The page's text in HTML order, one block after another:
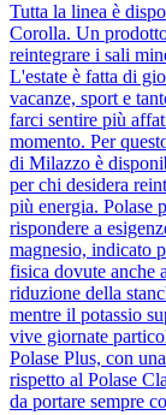
Tutta la linea è
Corolla. Un
reintegrare i sali
L'estate è fatta di
vacanze, sport e
farci sentire più
momento. Per
di Milazzo è
per chi desidera
più energia. Polase
rispondere a
magnesio, indicato
fisica dovute anche
riduzione della
mentre il potassio
vive giornate
Polase Plus, con
rispetto al Polase
da portare sempre